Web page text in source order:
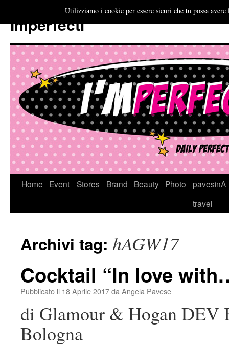
Imperfecti
VaiHome Event Stores Brand Beauty Photo
pavesinA
travel
Archivi tag: hAGW17
Cocktail “In love
Pubblicato il 18 Aprile 2017da Angela Pavese
di Glamour & Hogan DEV
Bologna
Utilizziamo i cookie per essere sicuri che tu possa